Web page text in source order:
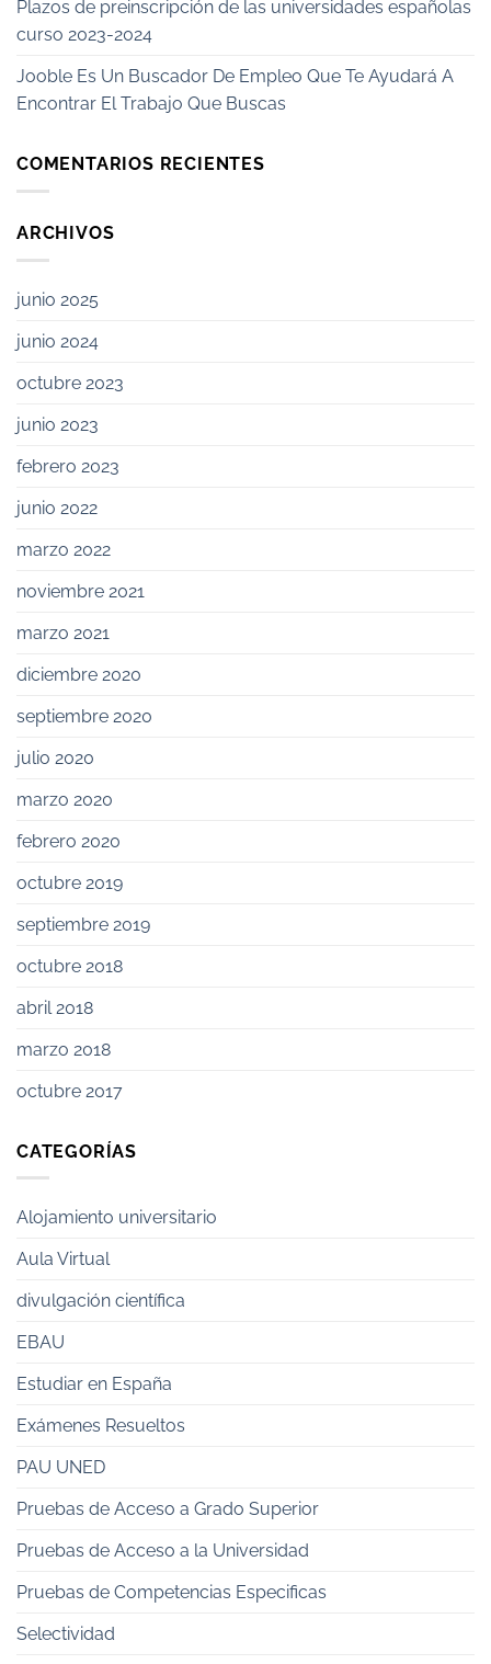
Plazos de preinscripción de las universidades españolas
curso 2023-2024
Jooble Es Un Buscador De Empleo Que Te Ayudará A
Encontrar El Trabajo Que Buscas
COMENTARIOS RECIENTES
ARCHIVOS
junio 2025
junio 2024
octubre 2023
junio 2023
febrero 2023
junio 2022
marzo 2022
noviembre 2021
marzo 2021
diciembre 2020
septiembre 2020
julio 2020
marzo 2020
febrero 2020
octubre 2019
septiembre 2019
octubre 2018
abril 2018
marzo 2018
octubre 2017
CATEGORÍAS
Alojamiento universitario
Aula Virtual
divulgación científica
EBAU
Estudiar en España
Exámenes Resueltos
PAU UNED
Pruebas de Acceso a Grado Superior
Pruebas de Acceso a la Universidad
Pruebas de Competencias Especificas
Selectividad